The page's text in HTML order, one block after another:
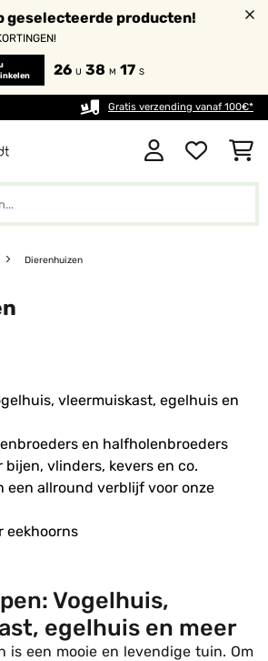
geselecteerde producten!
26 U 38 M 17 S
Gratis verzending vanaf 100€*
Dierenhuizen
vleermuiskast, egelhuis en
en halfholenbroeders
vlinders, kevers en co.
een allround verblijf voor onze
eekhoorns
Vogelhuis,
egelhuis en meer
is een mooie en levendige tuin. Om